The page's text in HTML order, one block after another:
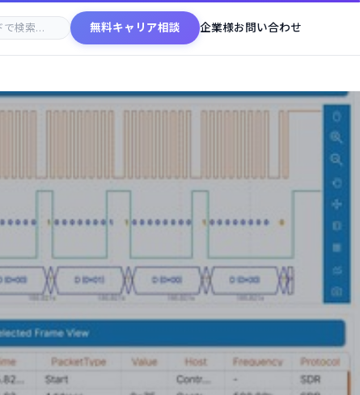
無料キャリア相談 企業様お問い合わせ